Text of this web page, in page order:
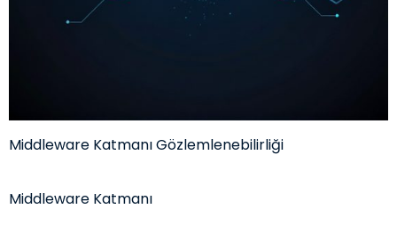
Middleware Katmanı Gözlemlenebilirliği
Middleware Katmanı